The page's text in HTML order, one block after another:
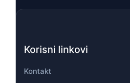
Korisni linkovi
Kontakt